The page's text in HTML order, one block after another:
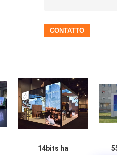
14bits ha